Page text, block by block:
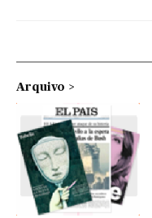
Arquivo